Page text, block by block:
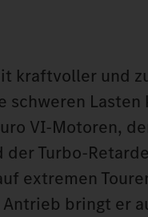
kraftvoller und
schweren
VI-Motoren,
Turbo-
extremen
bringt er